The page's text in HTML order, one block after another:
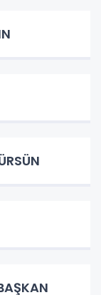
MUHAFIZI EKREM BAŞKAN